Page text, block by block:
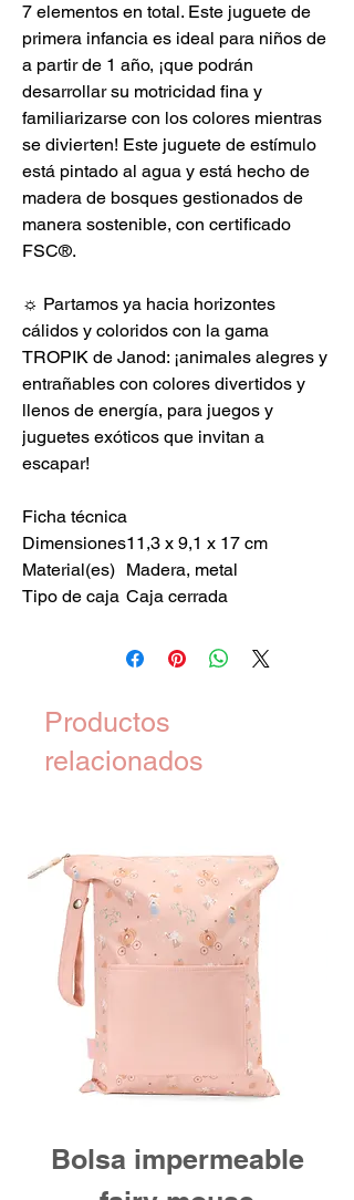
7 elementos en total. Este juguete de
primera infancia es ideal para niños de
a partir de 1 año, ¡que podrán
desarrollar su motricidad fina y
familiarizarse con los colores mientras
se divierten! Este juguete de estímulo
está pintado al agua y está hecho de
madera de bosques gestionados de
manera sostenible, con certificado
FSC®.
☼ Partamos ya hacia horizontes
cálidos y coloridos con la gama
TROPIK de Janod: ¡animales alegres y
entrañables con colores divertidos y
llenos de energía, para juegos y
juguetes exóticos que invitan a
escapar!
Ficha técnica
Dimensiones11,3 x 9,1 x 17 cm
Material(es) Madera, metal
Tipo de caja Caja cerrada
Productos
relacionados
Bolsa impermeable